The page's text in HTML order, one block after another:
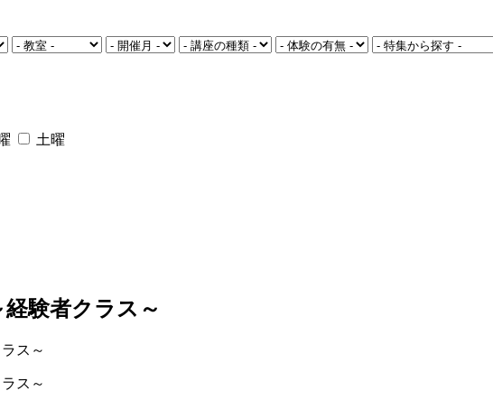
土曜
験者クラス～